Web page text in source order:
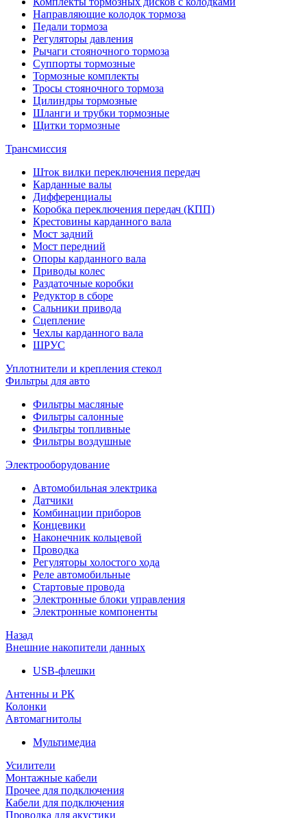
Направляющие колодок тормоза
Педали тормоза
Регуляторы давления
Рычаги стояночного тормоза
Суппорты тормозные
Тормозные комплекты
Тросы стояночного тормоза
Цилиндры тормозные
Шланги и трубки тормозные
Щитки тормозные
Трансмиссия
Шток вилки переключения передач
Карданные валы
Дифференциалы
Коробка переключения передач (КПП)
Крестовины карданного вала
Мост задний
Мост передний
Опоры карданного вала
Приводы колес
Раздаточные коробки
Редуктор в сборе
Сальники привода
Сцепление
Чехлы карданного вала
ШРУС
Уплотнители и крепления стекол
Фильтры для авто
Фильтры масляные
Фильтры салонные
Фильтры топливные
Фильтры воздушные
Электрооборудование
Автомобильная электрика
Датчики
Комбинации приборов
Концевики
Наконечник кольцевой
Проводка
Регуляторы холостого хода
Реле автомобильные
Стартовые провода
Электронные блоки управления
Электронные компоненты
Назад
Внешние накопители данных
USB-флешки
Антенны и РК
Колонки
Автомагнитолы
Мультимедиа
Усилители
Монтажные кабели
Прочее для подключения
Кабели для подключения
Проводка для акустики